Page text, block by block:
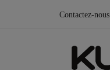
Contactez-nous